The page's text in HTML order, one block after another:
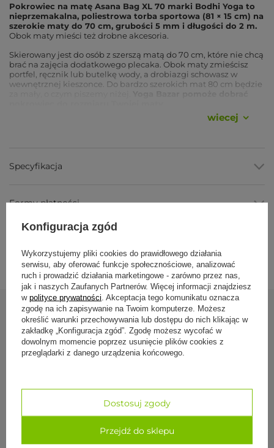
Pokrowiec na matę Asana Bag XL 70 marki Bodhi Yoga to
nieprzemakalna, poliestrowa torba sportowa (81 × 15 cm) na
szerokie maty do 70 cm, grubości 5 mm i długości do 2 m.
Obok maty mieści też drobne akcesoria.
Skierowany jest do osób z szerszą matą do 70 cm, które nie chcą
brać na zajęcia dodatkowego plecaka. Obok maty zmieścisz
portfel, ręcznik lub butelkę wody, a drobiazgi schowasz w
wewnętrznej kieszonce. Do bardzo szerokich mat 80 cm będzie
mm grubości i długości do 2 m.
ramieniu, w poprzek ciała lub w dłoni.
włożysz i wyjmiesz.
Wewnętrzna kieszonka
Parametry
Parametr Wartość
Marka /
model
Bodhi Yoga Asana Bag XL 70
Materiał poliester / poliamid
maty do 70 cm szerokości, 5 mm grubości,
do 2 m długości + drobne akcesoria
szerokie rozpięcie z miękką wyściółką
wiecej
Specyfikacja
Formy płatności
Zobacz również
Konfiguracja zgód
Wykorzystujemy pliki cookies do prawidłowego działania
serwisu, aby oferować funkcje społecznościowe, analizować
ruch i prowadzić działania marketingowe - zarówno przez nas,
jak i naszych Zaufanych Partnerów. Więcej informacji znajdziesz
w polityce prywatności . Akceptacja tego komunikatu oznacza
zgodę na ich zapisywanie na Twoim komputerze. Możesz
określić warunki przechowywania lub dostępu do nich klikając w
zakładkę „Konfiguracja zgód”. Zgodę możesz wycofać w
dowolnym momencie poprzez usunięcie plików cookies z
przeglądarki z danego urządzenia końcowego.
Dostosuj zgody
Przejdź do sklepu